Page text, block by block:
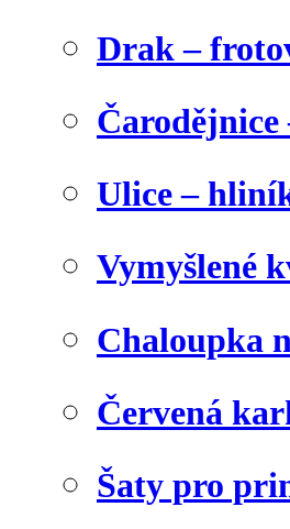
Drak –
Čarodějnice
Ulice –
Vymyšlené
Chaloupka
Červená
Šaty pro